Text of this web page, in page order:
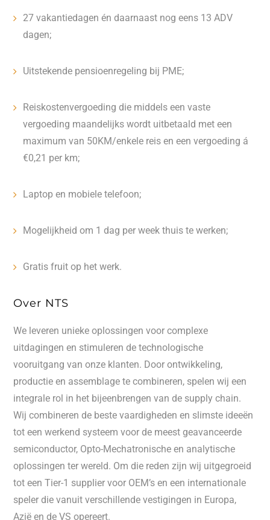
27 vakantiedagen én daarnaast nog eens 13 ADV
dagen;
Uitstekende pensioenregeling bij PME;
Reiskostenvergoeding die middels een vaste
vergoeding maandelijks wordt uitbetaald met een
maximum van 50KM/enkele reis en een vergoeding á
€0,21 per km;
Laptop en mobiele telefoon;
Mogelijkheid om 1 dag per week thuis te werken;
Gratis fruit op het werk.
Over NTS
We leveren unieke oplossingen voor complexe
uitdagingen en stimuleren de technologische
vooruitgang van onze klanten. Door ontwikkeling,
productie en assemblage te combineren, spelen wij een
integrale rol in het bijeenbrengen van de supply chain.
Wij combineren de beste vaardigheden en slimste ideeën
tot een werkend systeem voor de meest geavanceerde
semiconductor, Opto-Mechatronische en analytische
oplossingen ter wereld. Om die reden zijn wij uitgegroeid
tot een Tier-1 supplier voor OEM’s en een internationale
speler die vanuit verschillende vestigingen in Europa,
Azië en de VS opereert.